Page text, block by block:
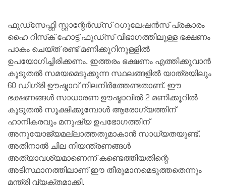
ഫുഡ്സേഫ്റ്റി സ്റ്റാന്റേർഡ്സ് റഗുലേഷൻസ് പ്രകാരം
ഹൈ റിസ്‌ക് ഹോട്ട് ഫുഡ്സ് വിഭാഗത്തിലുള്ള ഭക്ഷണം
പാകം ചെയ്ത് രണ്ട് മണിക്കൂറിനുള്ളിൽ
ഉപയോഗിച്ചിരിക്കണം. ഇത്തരം ഭക്ഷണം എത്തിക്കുവാൻ
കൂടുതൽ സമയമെടുക്കുന്ന സ്ഥലങ്ങളിൽ യാത്രയിലും
60 ഡിഗ്രി ഊഷ്മാവ് നിലനിർത്തേണ്ടതാണ്. ഈ
ഭക്ഷണങ്ങൾ സാധാരണ ഊഷ്മാവിൽ 2 മണിക്കൂറിൽ
കൂടുതൽ സൂക്ഷിക്കുമ്പോൾ ആരോഗ്യത്തിന്
ഹാനികരവും മനുഷ്യ ഉപഭോഗത്തിന്
അനുയോജ്യമല്ലാത്തതുമാകാൻ സാധ്യതയുണ്ട്.
അതിനാൽ ചില നിയന്ത്രണങ്ങൾ
അത്യാവശ്യമാണെന്ന് കണ്ടെത്തിയതിന്റെ
അടിസ്ഥാനത്തിലാണ് ഈ തീരുമാനമെടുത്തതെന്നും
മന്ത്രി വ്യക്തമാക്കി.